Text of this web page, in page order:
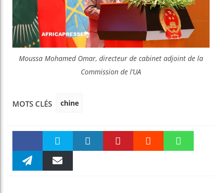
Moussa Mohamed Omar, directeur de cabinet adjoint de la
Commission de l’UA
MOTS CLÉS chine
Faceboo Twitter